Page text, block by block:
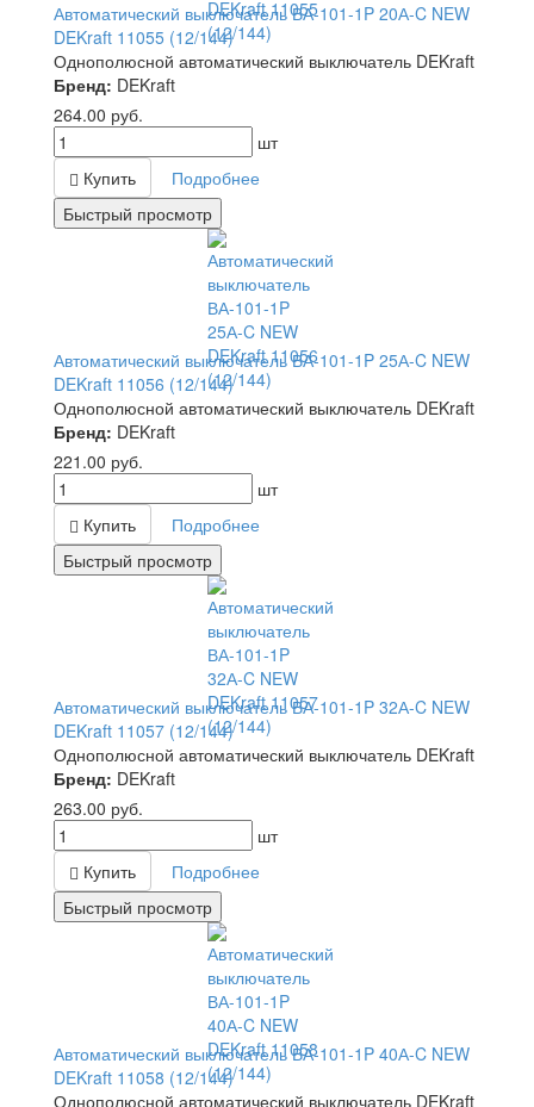
Автоматический выключатель ВА-101-1P 20А-C NEW
DEKraft 11055 (12/144)
Однополюсной автоматический выключатель DEKraft
Бренд: DEKraft
264.00 руб.
шт
Купить
Подробнее
Быстрый просмотр
Автоматический выключатель ВА-101-1P 25А-C NEW
DEKraft 11056 (12/144)
Однополюсной автоматический выключатель DEKraft
Бренд: DEKraft
221.00 руб.
шт
Купить
Подробнее
Быстрый просмотр
Автоматический выключатель ВА-101-1P 32А-C NEW
DEKraft 11057 (12/144)
Однополюсной автоматический выключатель DEKraft
Бренд: DEKraft
263.00 руб.
шт
Купить
Подробнее
Быстрый просмотр
Автоматический выключатель ВА-101-1P 40А-C NEW
DEKraft 11058 (12/144)
Однополюсной автоматический выключатель DEKraft